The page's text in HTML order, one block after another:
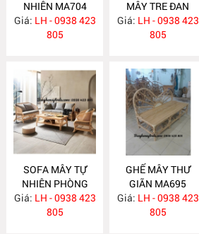
NHIÊN MA704
Giá: LH - 0938 423
805
MÂY TRE ĐAN
MA703
Giá: LH - 0938 423
805
SOFA MÂY TỰ
NHIÊN PHÒNG
KHÁCH MA697
Giá: LH - 0938 423
805
GHẾ MÂY THƯ
GIÃN MA695
Giá: LH - 0938 423
805